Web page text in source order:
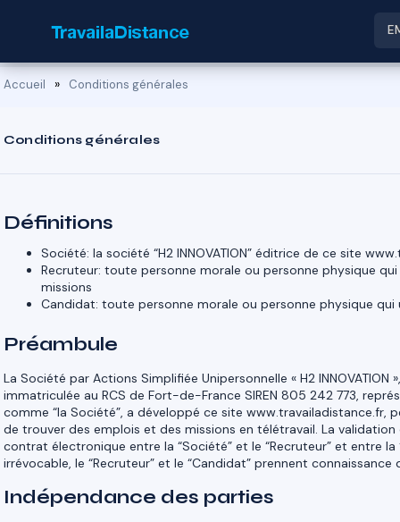
Accueil » Conditions générales
Conditions générales
Définitions
Société: la société “H2 INNOVATION” éditrice de ce site
Recruteur: toute personne morale ou personne physique
missions
Candidat: toute personne morale ou personne physique
Préambule
La Société par Actions Simplifiée Unipersonnelle « H2
immatriculée au RCS de Fort-de-France SIREN 805 242 773,
comme “la Société”, a développé ce site www.travailadistance.fr,
de trouver des emplois et des missions en télétravail. La
contrat électronique entre la “Société” et le “Recruteur” et entre
irrévocable, le “Recruteur” et le “Candidat” prennent
Indépendance des parties